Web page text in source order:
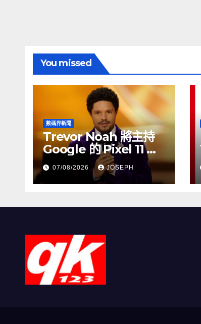
You missed
數碼界新聞
Trevor Noah 將主持
Google 的 Pixel 11 推
介活動
07/08/2026 JOSEPH